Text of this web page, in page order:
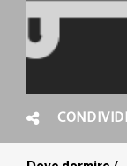
CONDIVIDI